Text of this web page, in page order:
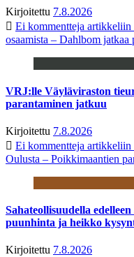
Kirjoitettu 7.8.2026
Ei kommentteja artikkeliin
osaamista – Dahlbom jatkaa
VRJ:lle Väyläviraston
parantaminen jatkuu
Kirjoitettu 7.8.2026
Ei kommentteja artikkeliin
Oulusta – Poikkimaantien
Sahateollisuudella
puunhinta ja heikko
Kirjoitettu 7.8.2026